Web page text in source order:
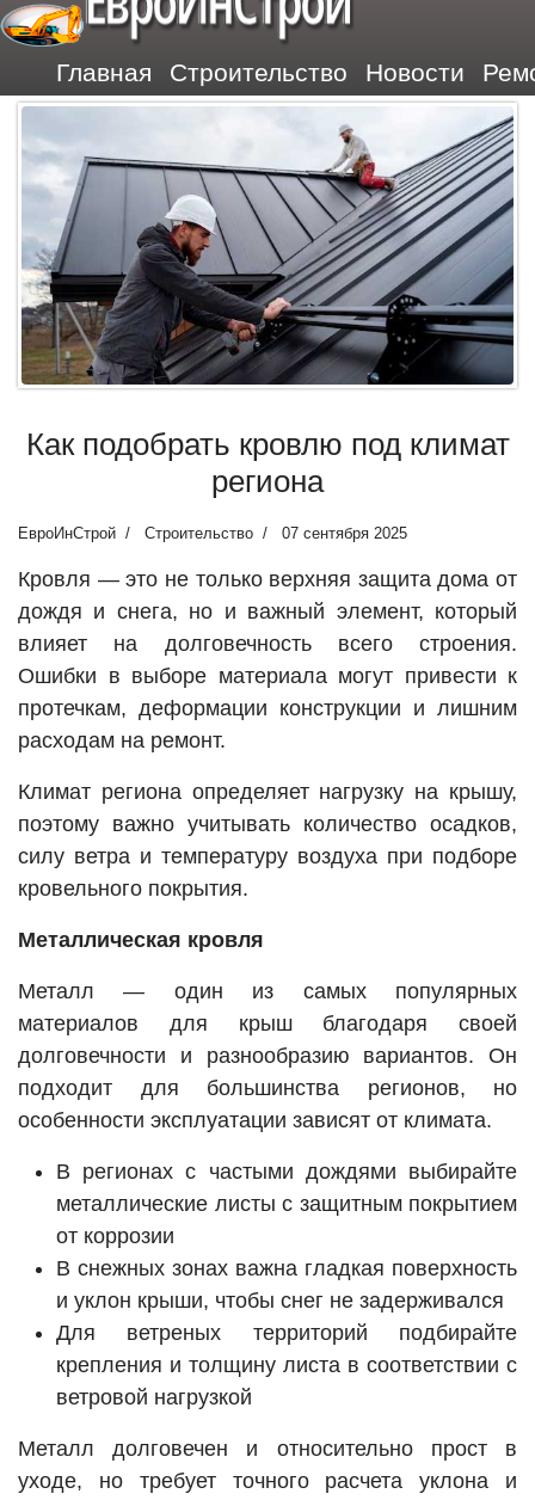
Главная Строительство Новости
Как подобрать кровлю под климат
региона
ЕвроИнСтрой Строительство 07 сентября 2025
Кровля — это не только верхняя защита дома от
дождя и снега, но и важный элемент, который
влияет на долговечность всего строения.
Ошибки в выборе материала могут привести к
протечкам, деформации конструкции и лишним
расходам на ремонт.
Климат региона определяет нагрузку на крышу,
поэтому важно учитывать количество осадков,
силу ветра и температуру воздуха при подборе
кровельного покрытия.
Металлическая кровля
Металл — один из самых популярных
материалов для крыш благодаря своей
долговечности и разнообразию вариантов. Он
подходит для большинства регионов, но
особенности эксплуатации зависят от климата.
В регионах с частыми дождями выбирайте
металлические листы с защитным покрытием
от коррозии
В снежных зонах важна гладкая поверхность
и уклон крыши, чтобы снег не задерживался
Для ветреных территорий подбирайте
крепления и толщину листа в соответствии с
ветровой нагрузкой
Металл долговечен и относительно прост в
уходе, но требует точного расчета уклона и